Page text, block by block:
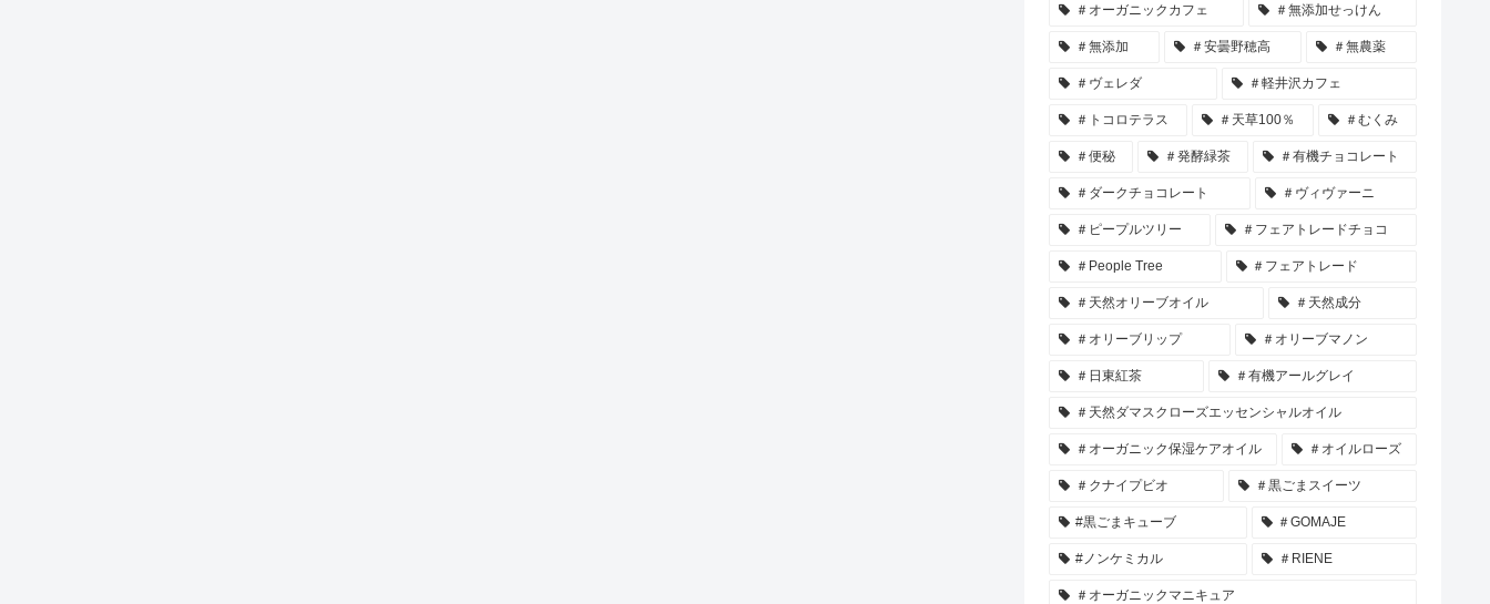
＃オーガニックカフェ ＃無添加せっけん
＃無添加 ＃安曇野穂高 ＃無農薬
＃ヴェレダ ＃軽井沢カフェ
＃トコロテラス ＃天草100％ ＃むくみ
＃便秘 ＃発酵緑茶 ＃有機チョコレート
＃ダークチョコレート ＃ヴィヴァーニ
＃ピープルツリー ＃フェアトレードチョコ
＃People Tree ＃フェアトレード
＃天然オリーブオイル ＃天然成分
＃オリーブリップ ＃オリーブマノン
＃日東紅茶 ＃有機アールグレイ
＃天然ダマスクローズエッセンシャルオイル
＃オーガニック保湿ケアオイル ＃オイルローズ
＃クナイプビオ ＃黒ごまスイーツ
#黒ごまキューブ ＃GOMAJE
#ノンケミカル ＃RIENE
＃オーガニックマニキュア